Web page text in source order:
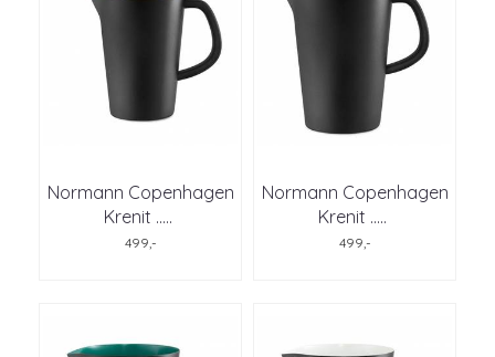
Normann Copenhagen
Krenit .....
499,-
Normann Copenhagen
Krenit .....
499,-